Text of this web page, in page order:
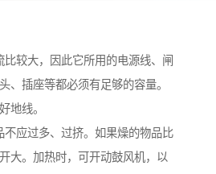
比较大，因此它所用的电源线、闸
、插座等都必须有足够的容量。
地线。
不应过多、过挤。如果燥的物品比
大。加热时，可开动鼓风机，以